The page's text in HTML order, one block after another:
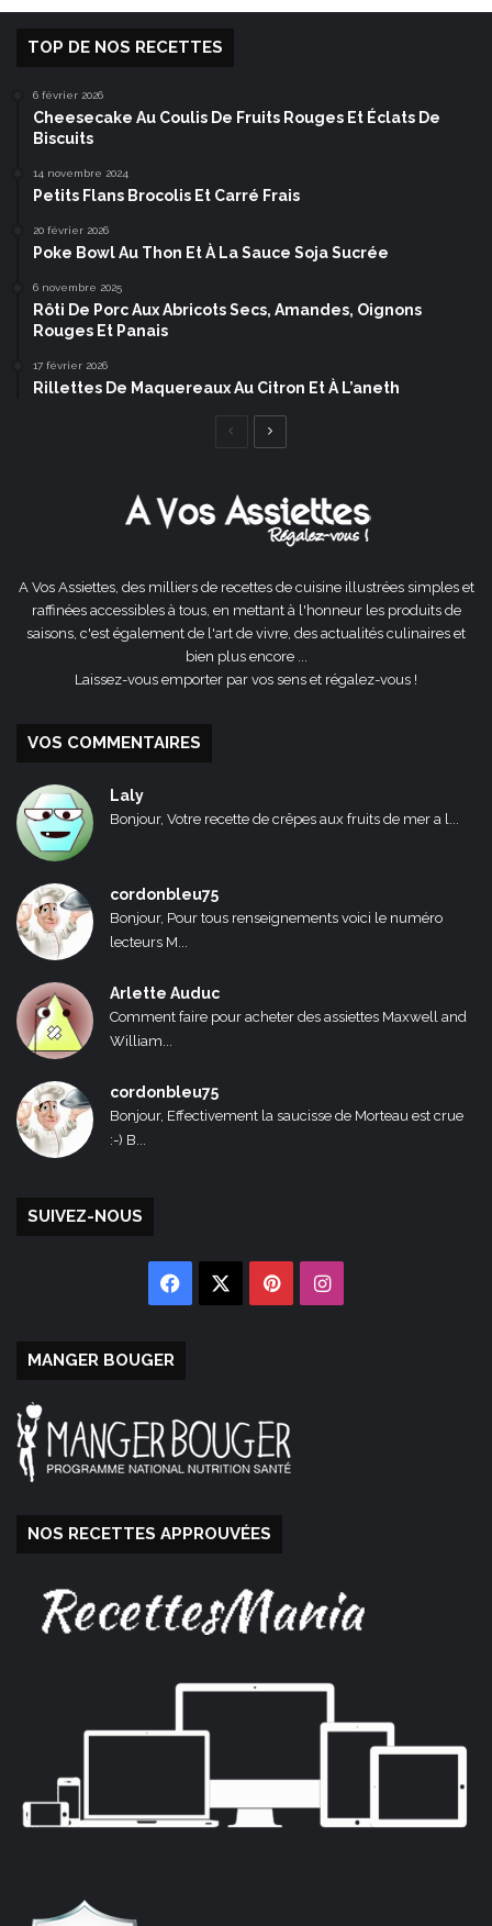
TOP DE NOS RECETTES
6 février 2026
Cheesecake Au Coulis De Fruits Rouges Et Éclats De
Biscuits
14 novembre 2024
Petits Flans Brocolis Et Carré Frais
20 février 2026
Poke Bowl Au Thon Et À La Sauce Soja Sucrée
6 novembre 2025
Rôti De Porc Aux Abricots Secs, Amandes, Oignons
Rouges Et Panais
17 février 2026
Rillettes De Maquereaux Au Citron Et À L’aneth
Page
A Vos Assiettes, des milliers de recettes de cuisine illustrées simples et
raffinées accessibles à tous, en mettant à l'honneur les produits de
saisons, c'est également de l'art de vivre, des actualités culinaires et
bien plus encore ...
Laissez-vous emporter par vos sens et régalez-vous !
VOS COMMENTAIRES
Laly
Bonjour, Votre recette de crêpes aux fruits de mer a l...
cordonbleu75
Bonjour, Pour tous renseignements voici le numéro
lecteurs M...
Arlette Auduc
Comment faire pour acheter des assiettes Maxwell and
William...
cordonbleu75
Bonjour, Effectivement la saucisse de Morteau est crue
:-) B...
SUIVEZ-NOUS
Facebook PinterestInstagram
MANGER BOUGER
NOS RECETTES APPROUVÉES